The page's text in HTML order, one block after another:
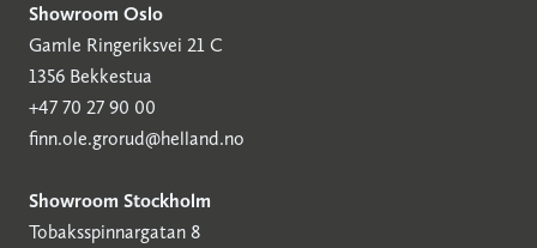
Showroom Oslo
Gamle Ringeriksvei 21 C
1356 Bekkestua
+47 70 27 90 00
finn.ole.grorud@helland.no
Showroom Stockholm
Tobaksspinnargatan 8